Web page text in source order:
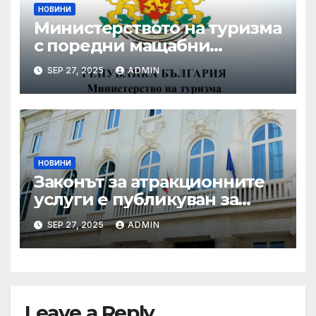
НОВИНИ
Министерството на туризма
с поредни мащабни
координирани проверки
през летния сезон
SEP 27, 2025 ADMIN
НОВИНИ
Законът за атракционните
услуги е публикуван за
обществено обсъждане
SEP 27, 2025 ADMIN